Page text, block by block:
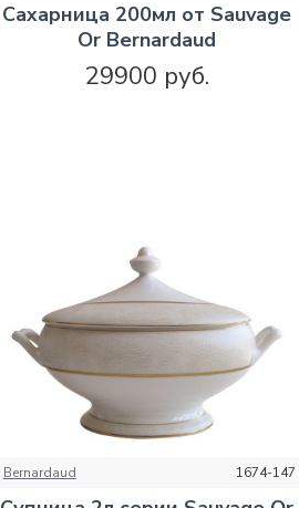
Сахарница 200мл от Sauvage
Or Bernardaud
29900 руб.
Bernardaud 1674-147